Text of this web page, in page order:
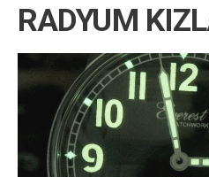
RADYUM